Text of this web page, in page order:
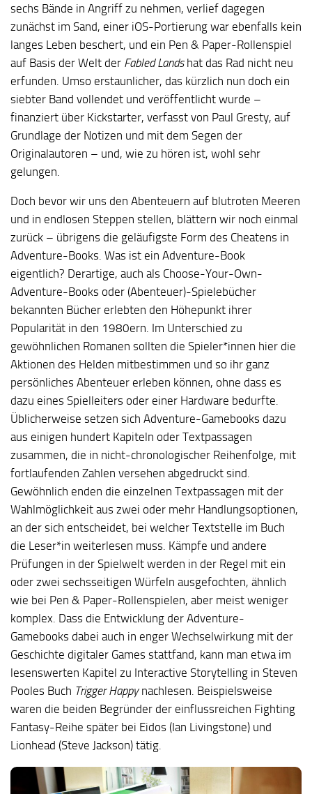
sechs Bände in Angriff zu nehmen, verlief dagegen
zunächst im Sand, einer iOS-Portierung war ebenfalls kein
langes Leben beschert, und ein Pen & Paper-Rollenspiel
auf Basis der Welt der Fabled Landshat das Rad nicht neu
erfunden. Umso erstaunlicher, das kürzlich nun doch ein
siebter Band vollendet und veröffentlicht wurde –
finanziert über Kickstarter, verfasst von Paul Gresty, auf
Grundlage der Notizen und mit dem Segen der
Originalautoren – und, wie zu hören ist, wohl sehr
gelungen.
Doch bevor wir uns den Abenteuern auf blutroten Meeren
und in endlosen Steppen stellen, blättern wir noch einmal
zurück – übrigens die geläufigste Form des Cheatens in
Adventure-Books. Was ist ein Adventure-Book
eigentlich? Derartige, auch als Choose-Your-Own-
Adventure-Books oder (Abenteuer)-Spielebücher
bekannten Bücher erlebten den Höhepunkt ihrer
Popularität in den 1980ern. Im Unterschied zu
gewöhnlichen Romanen sollten die Spieler*innen hier die
Aktionen des Helden mitbestimmen und so ihr ganz
persönliches Abenteuer erleben können, ohne dass es
dazu eines Spielleiters oder einer Hardware bedurfte.
Üblicherweise setzen sich Adventure-Gamebooks dazu
aus einigen hundert Kapiteln oder Textpassagen
zusammen, die in nicht-chronologischer Reihenfolge, mit
fortlaufenden Zahlen versehen abgedruckt sind.
Gewöhnlich enden die einzelnen Textpassagen mit der
Wahlmöglichkeit aus zwei oder mehr Handlungsoptionen,
an der sich entscheidet, bei welcher Textstelle im Buch
die Leser*in weiterlesen muss. Kämpfe und andere
Prüfungen in der Spielwelt werden in der Regel mit ein
oder zwei sechsseitigen Würfeln ausgefochten, ähnlich
wie bei Pen & Paper-Rollenspielen, aber meist weniger
komplex. Dass die Entwicklung der Adventure-
Gamebooks dabei auch in enger Wechselwirkung mit der
Geschichte digitaler Games stattfand, kann man etwa im
lesenswerten Kapitel zu Interactive Storytelling in Steven
Pooles Buch Trigger Happynachlesen. Beispielsweise
waren die beiden Begründer der einflussreichen Fighting
Fantasy-Reihe später bei Eidos (Ian Livingstone) und
Lionhead (Steve Jackson) tätig.